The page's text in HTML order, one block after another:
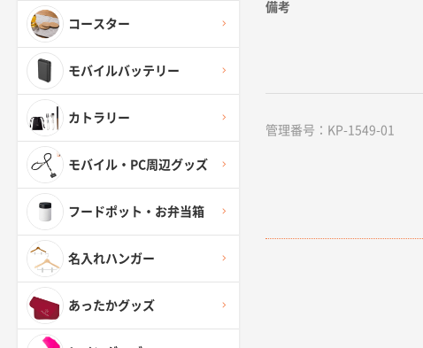
コースター
モバイルバッテリー
カトラリー
モバイル・PC周辺グッズ
フードポット・お弁当箱
名入れハンガー
あったかグッズ
備考
管理番号：KP-1549-01